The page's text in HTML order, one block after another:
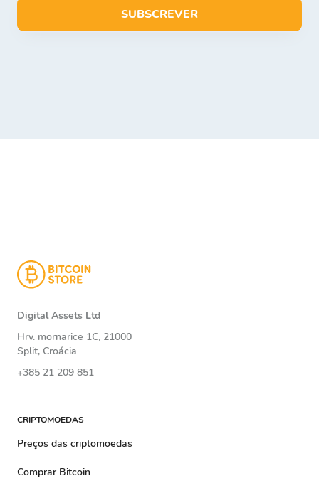
SUBSCREVER
Digital Assets Ltd
Hrv. mornarice 1C, 21000
Split, Croácia
+385 21 209 851
CRIPTOMOEDAS
Preços das criptomoedas
Comprar Bitcoin